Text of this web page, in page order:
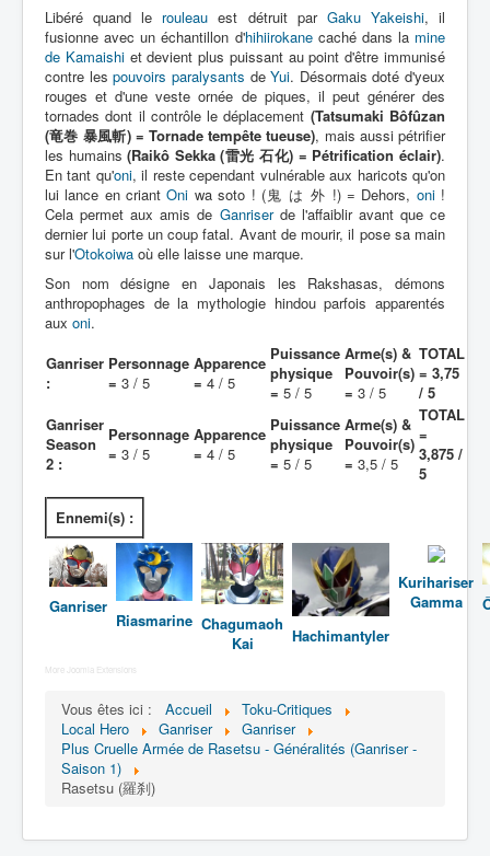
[]
_
Généralités
Membres
Formes humaines
Libéré quand le rouleau est détruit par Gaku Yakeishi, il
fusionne avec un échantillon d'hihiirokanecaché dans la mine
de Kamaishiet devient plus puissant au point d'être immunisé
contre lespouvoirs paralysants deYui. Désormais doté d'yeux
rouges et d'une veste ornée de piques, il peut générer des
tornades dont il contrôle le déplacement (Tatsumaki Bôfûzan
(竜巻 暴風斬) = Tornade tempête tueuse), mais aussi pétrifier
les humains(Raikô Sekka (雷光 石化) = Pétrification éclair).
En tant qu'oni, il reste cependant vulnérable aux haricots qu'on
lui lance en criantOni wa soto ! (鬼 は 外 !) = Dehors, oni!
Cela permet aux amis de Ganriserde l'affaiblir avant que ce
dernier lui porte un coup fatal. Avant de mourir, il pose sa main
sur l'Otokoiwa où elle laisse une marque.
Son nom désigne en Japonais les Rakshasas, démons
anthropophages de la mythologie hindou parfois apparentés
aux oni.
Ganriser
:
Personnage
= 3 / 5
Apparence
= 4 / 5
Puissance
physique
= 5 / 5
Arme(s) &
Pouvoir(s)
= 3 / 5
TOTAL
= 3,75
/ 5
Ganriser
Season
2 :
Personnage
= 3 / 5
Apparence
= 4 / 5
Puissance
physique
= 5 / 5
Arme(s) &
Pouvoir(s)
= 3,5 / 5
TOTAL
=
3,875 /
5
Ennemi(s) :
Ganriser
Riasmarine Chagumaoh
Kai
Hachimantyler
Kurihariser
Gamma
More Joomla Extensions
Vous êtes ici : Accueil
Toku-Critiques
Local Hero
Ganriser
Ganriser
Plus Cruelle Armée de Rasetsu - Généralités (Ganriser -
Saison 1)
Rasetsu (羅刹)